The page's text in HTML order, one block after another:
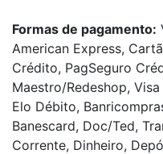
Formas de pagamento:
American Express,
Crédito, PagSeguro
Maestro/Redeshop,
Elo Débito,
Banescard, Doc/Ted,
Corrente, Dinheiro,